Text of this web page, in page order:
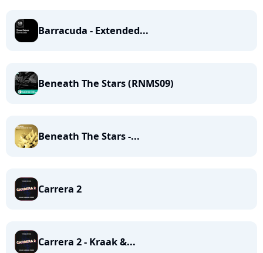
Barracuda - Extended...
Beneath The Stars (RNMS09)
Beneath The Stars -...
Carrera 2
Carrera 2 - Kraak &...